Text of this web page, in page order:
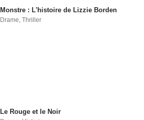
Monstre : L'histoire de Lizzie Borden
Drame,Thriller
Le Rouge et le Noir